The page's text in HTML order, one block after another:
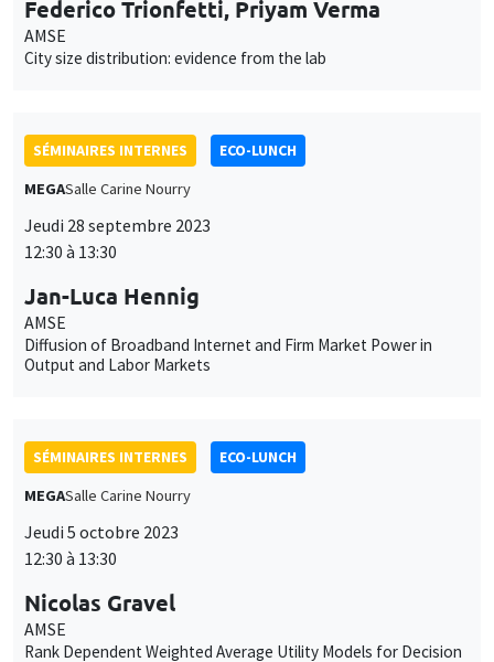
SÉMINAIRES INTERNES
ECO-LUNCH
MEGASalle Carine Nourry
12:30 à 13:30
Jan-Luca Hennig
AMSE
Diffusion of Broadband Internet and Firm Market Power in
Output and Labor Markets
SÉMINAIRES INTERNES
ECO-LUNCH
MEGASalle Carine Nourry
12:30 à 13:30
Nicolas Gravel
AMSE
Rank Dependent Weighted Average Utility Models for Decision
Making under Ignorance or Objective Ambiguity
SÉMINAIRES INTERNES
ECO-LUNCH